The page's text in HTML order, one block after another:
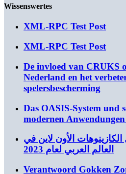
Wissenswertes
XML-RPC Test Post
XML-RPC Test Post
De invloed van CRUKS
Nederland en het
spelersbescherming
Das OASIS-System und
modernen
الأون لاين في
العالم العربي لعام 2023
Verantwoord Gokken